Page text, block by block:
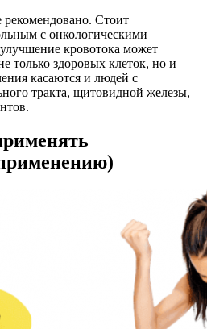
Стоит
с онкологическими
кровотока может
только здоровых клеток, но и
касаются и людей с
тракта, щитовидной железы,